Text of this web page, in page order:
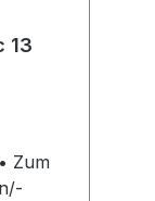
13
Zum